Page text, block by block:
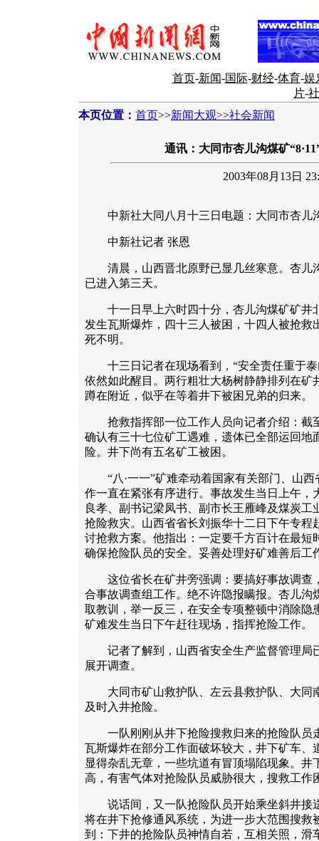
首页-新闻-国际-财经-体育-娱
片-
本页位置： 首页>>新闻大观>>社会新闻
通讯：大同市杏儿沟煤矿
2003年08月13日
中新社大同八月十三日电题：大同市杏儿
中新社记者 张恩
清晨，山西晋北原野已显几丝寒意。杏儿
已进入第三天。
十一日早上六时四十分，杏儿沟煤矿矿井
发生瓦斯爆炸，四十三人被困，十四人被抢救
死不明。
十三日记者在现场看到，“安全责任重于泰
依然如此醒目。两行粗壮大杨树静静排列在矿
蹲在附近，似乎在等着井下被困兄弟的归来。
抢救指挥部一位工作人员向记者介绍：截
确认有三十七位矿工遇难，遗体已全部运回地
险。井下尚有五名矿工被困。
“八·一一”矿难牵动着国家有关部门、山西
作一直在紧张有序进行。事故发生当日上午，
良孝、副书记梁凤书、副市长王雁峰及煤炭工
抢险救灾。山西省省长刘振华十二日下午专程
讨抢救方案。他指出：一定要千方百计在最短
确保抢险队员的安全。妥善处理好矿难善后工
这位省长在矿井旁强调：要搞好事故调查
合事故调查组工作。绝不许隐报瞒报。杏儿沟
取教训，举一反三，在安全专项整顿中消除隐
矿难发生当日下午赶往现场，指挥抢险工作。
记者了解到，山西省安全生产监督管理局
展开调查。
大同市矿山救护队、左云县救护队、大同
及时入井抢险。
一队刚刚从井下抢险搜救归来的抢险队员
瓦斯爆炸在部分工作面破坏较大，井下矿车、
显得杂乱无章，一些坑道有冒顶塌陷现象。井
高，有害气体对抢险队员威胁很大，搜救工作
说话间，又一队抢险队员开始乘坐斜井接
将在井下抢修通风系统，为进一步大范围搜救
到：下井的抢险队员神情自若，互相关照，滑